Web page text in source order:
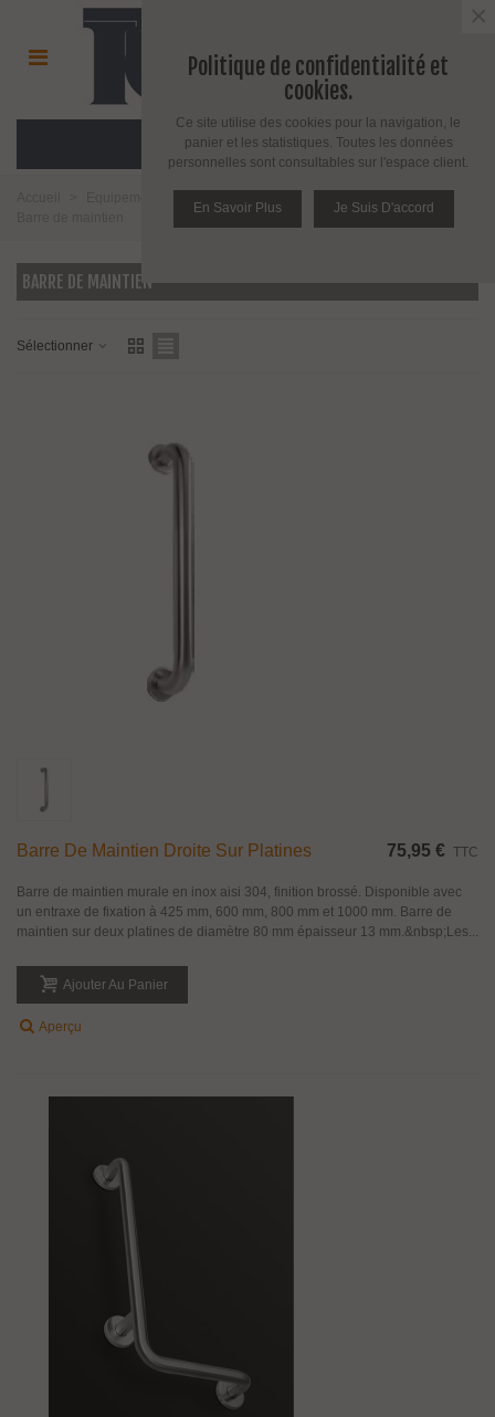
MENU
BARRE DE MAINTIEN
Sélectionner
Barre De Maintien Droite Sur Platines 75,95 € TTC
Barre de maintien murale en inox aisi 304, finition brossé. Disponible avec
un entraxe de fixation à 425 mm, 600 mm, 800 mm et 1000 mm. Barre de
maintien sur deux platines de diamètre 80 mm épaisseur 13 mm.&nbsp;Les...
Ajouter Au Panier
Aperçu
Politique de confidentialité et
cookies.
Ce site utilise des cookies pour la navigation, le
panier et les statistiques. Toutes les données
personnelles sont consultables sur l'espace client.
En Savoir Plus Je Suis D'accord